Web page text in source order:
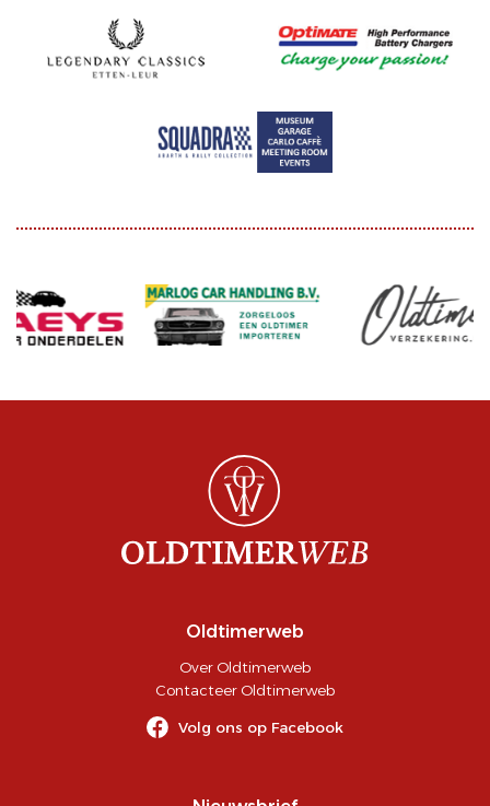
Oldtimerweb
Over Oldtimerweb
Contacteer Oldtimerweb
Volg ons op Facebook